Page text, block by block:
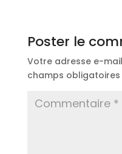
Poster le
Votre adresse e-
champs